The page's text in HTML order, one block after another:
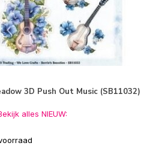
3D Push Out Music (SB11032)
alles NIEUW: